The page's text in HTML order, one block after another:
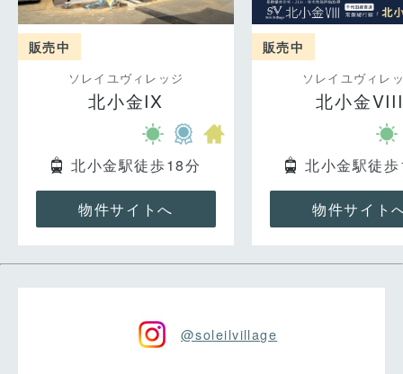
ソレイユヴィレッジ
北小金IX
販売中
北小金駅徒歩18分
物件サイトへ
ソレイユヴィレ
北小金
販売中
北小金駅徒
物件サイト
@soleilvillage